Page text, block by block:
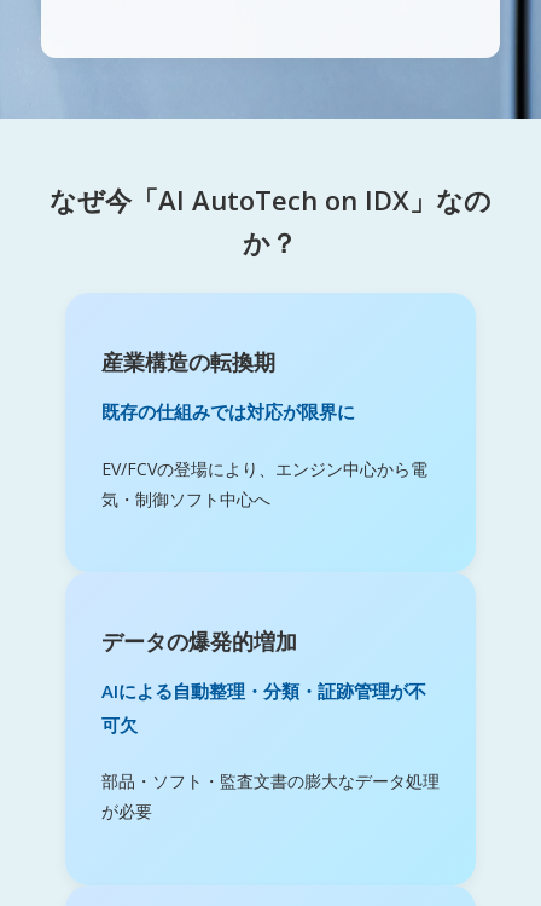
なぜ今「AI AutoTech on IDX」なの
か？
産業構造の転換期
既存の仕組みでは対応が限界に
EV/FCVの登場により、エンジン中心から電
気・制御ソフト中心へ
データの爆発的増加
AIによる自動整理・分類・証跡管理が不
可欠
部品・ソフト・監査文書の膨大なデータ処理
が必要